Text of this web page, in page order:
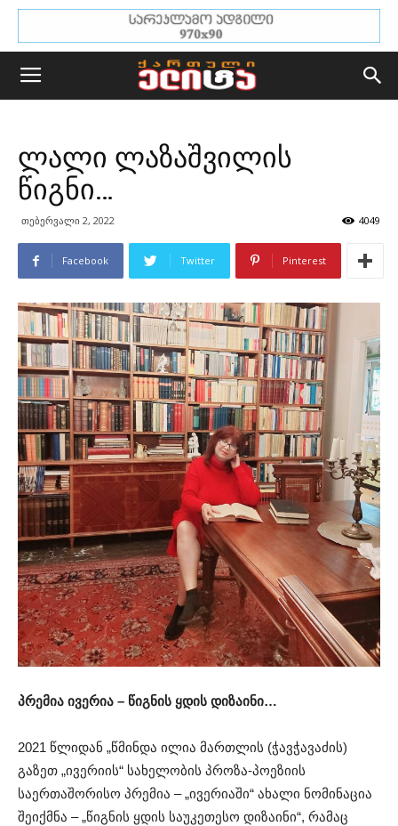
ლალი ლაზაშვილის
წიგნი…
თებერვალი 2, 2022 4049
Facebook Twitter Pinterest
პრემია ივერია – წიგნის ყდის დიზაინი…
2021 წლიდან „წმინდა ილია მართლის (ჭავჭავაძის)
გაზეთ „ივერიის“ სახელობის პროზა-პოეზიის
საერთაშორისო პრემია – „ივერიაში“ ახალი ნომინაცია
შეიქმნა – „წიგნის ყდის საუკეთესო დიზაინი“, რამაც